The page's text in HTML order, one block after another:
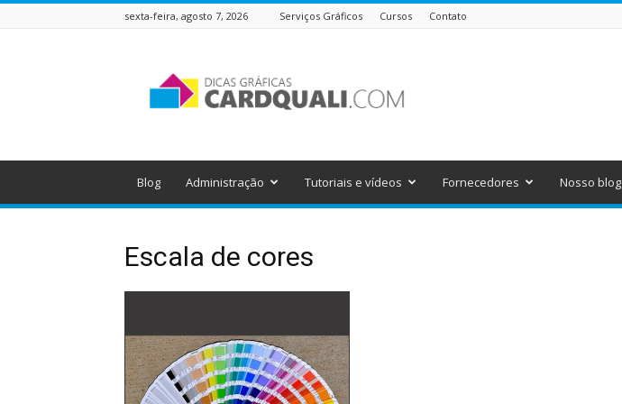
sexta-feira, agosto 7, 2026 Serviços Gráficos Cursos Contato
Gráficas
do
Blog Administração Tutoriais e vídeos Fornecedores Nosso blog
Escala de cores